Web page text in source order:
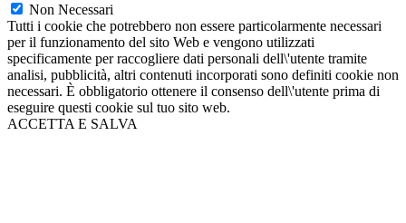
Non Necessari
Tutti i cookie che potrebbero non essere particolarmente necessari
per il funzionamento del sito Web e vengono utilizzati
specificamente per raccogliere dati personali dell\'utente tramite
analisi, pubblicità, altri contenuti incorporati sono definiti cookie non
necessari. È obbligatorio ottenere il consenso dell\'utente prima di
eseguire questi cookie sul tuo sito web.
ACCETTA E SALVA